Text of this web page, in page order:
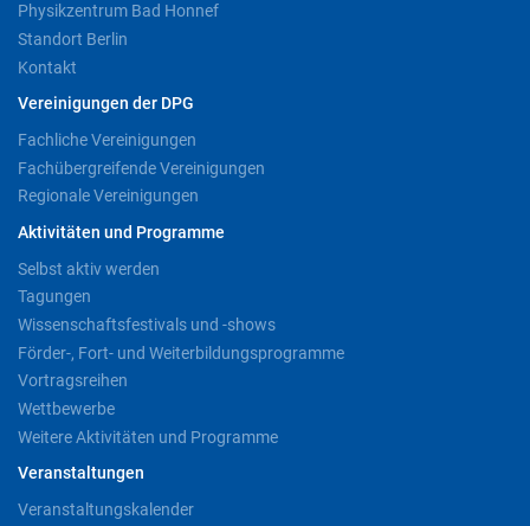
Physikzentrum Bad Honnef
Standort Berlin
Kontakt
Vereinigungen der DPG
Fachliche Vereinigungen
Fachübergreifende Vereinigungen
Regionale Vereinigungen
Aktivitäten und Programme
Selbst aktiv werden
Tagungen
Wissenschaftsfestivals und -shows
Förder-, Fort- und Weiterbildungsprogramme
Vortragsreihen
Wettbewerbe
Weitere Aktivitäten und Programme
Veranstaltungen
Veranstaltungskalender